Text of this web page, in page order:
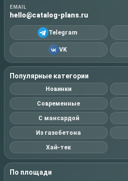
EMAIL
hello@catalog-plans.ru
Telegram
VK
Популярные категории
Новинки
Современные
С мансардой
Из газобетона
Хай-тек
По площади